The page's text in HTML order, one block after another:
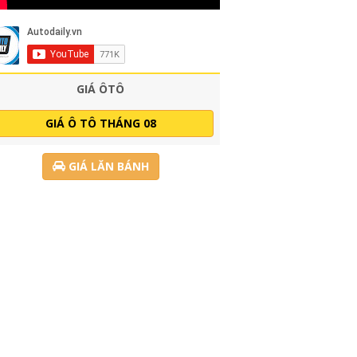
GIÁ ÔTÔ
GIÁ Ô TÔ THÁNG 08
GIÁ LĂN BÁNH